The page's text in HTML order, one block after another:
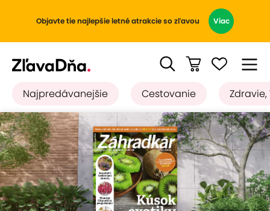
Objavte tie najlepšie letné atrakcie so zľavou Viac
Najpredávanejšie Cestovanie Zdravie,